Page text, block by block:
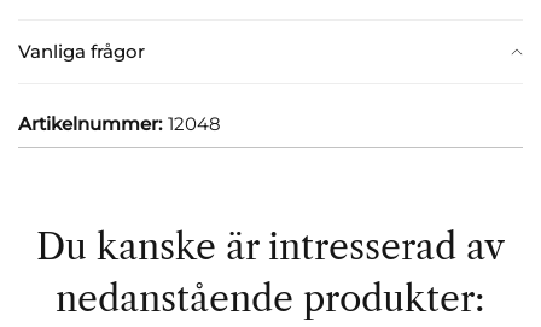
Vanliga frågor
Artikelnummer: 12048
Du kanske är intresserad av
nedanstående produkter: